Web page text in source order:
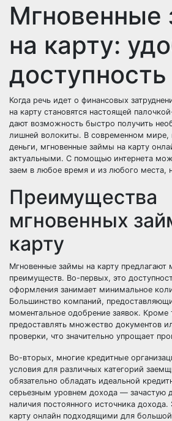
Мгновенные
на карту:
доступность
Когда речь идет о финансовых
на карту становятся настоящей
дают возможность быстро получить
лишней волокиты. В современном мире,
деньги, мгновенные займы на карту
актуальными. С помощью интернета
заем в любое время и из любого места,
Преимущества
мгновенных
карту
Мгновенные займы на карту предлагают
преимуществ. Во-первых, это
оформления занимает минимальное
Большинство компаний,
моментальное одобрение заявок. Кроме
предоставлять множество документов
проверки, что значительно упрощает
Во-вторых, многие кредитные
условия для различных категорий
обязательно обладать идеальной
серьезным уровнем дохода — зачастую
наличия постоянного источника
карту онлайн подходящими для